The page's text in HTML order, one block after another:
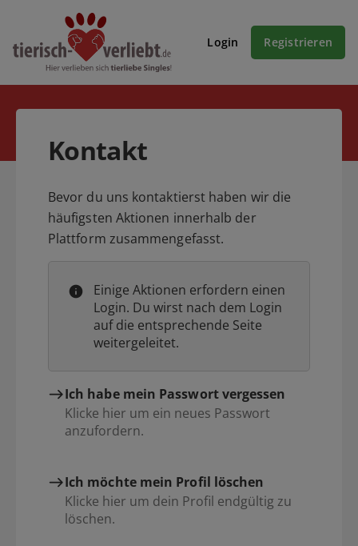
Login Registrieren
Kontakt
Bevor du uns kontaktierst haben wir die
häufigsten Aktionen innerhalb der
Plattform zusammengefasst.
Einige Aktionen erfordern einen
Login. Du wirst nach dem Login
auf die entsprechende Seite
weitergeleitet.
Ich habe mein Passwort vergessen
Klicke hier um ein neues Passwort
anzufordern.
Ich möchte mein Profil löschen
Klicke hier um dein Profil endgültig zu
löschen.